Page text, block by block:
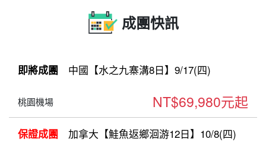
成團快訊
即將成團 中國【水之九寨溝8日】9/17(四)
桃園機場 NT$69,980元起
保證成團 加拿大【鮭魚返鄉洄游12日】10/8(四)